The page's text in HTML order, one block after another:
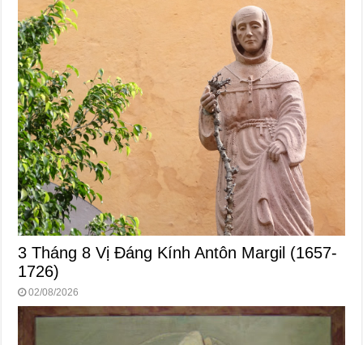
3 Tháng 8 Vị Ðáng Kính Antôn Margil (1657-
1726)
02/08/2026